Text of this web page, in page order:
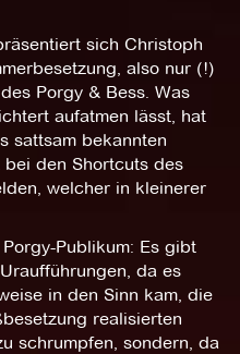
sich Christoph
also nur (!)
Porgy & Bess. Was
aufatmen lässt, hat
sattsam bekannten
den Shortcuts des
welcher in kleinerer
Publikum: Es gibt
da es
in den Sinn kam, die
realisierten
schrumpfen, sondern, da